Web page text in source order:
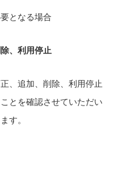
となる場合
、利用停止
、追加、削除、利用停止
とを確認させていただい
す。